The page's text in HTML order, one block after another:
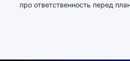
про ответственность перед